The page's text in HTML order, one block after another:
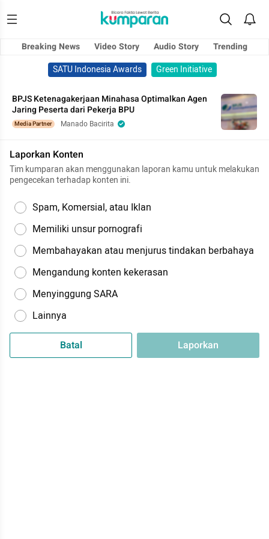
Breaking News Video Story Audio Story
Trending
SATU Indonesia Awards
Green Initiative
BPJS Ketenagakerjaan Minahasa Optimalkan Agen
Jaring Peserta dari Pekerja BPU
Media Partner Manado Bacirita
Laporkan Konten
Tim kumparan akan menggunakan laporan kamu untuk melakukan
pengecekan terhadap konten ini.
Spam, Komersial, atau Iklan
Memiliki unsur pornografi
Membahayakan atau menjurus tindakan berbahaya
Mengandung konten kekerasan
Menyinggung SARA
Lainnya
Batal Laporkan